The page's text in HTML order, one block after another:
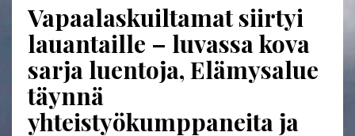
Vapaalaskuiltamat siirtyi
lauantaille – luvassa kova
sarja luentoja, Elämysalue
täynnä
yhteistyökumppaneita ja